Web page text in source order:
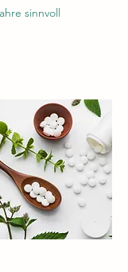
sinnvoll